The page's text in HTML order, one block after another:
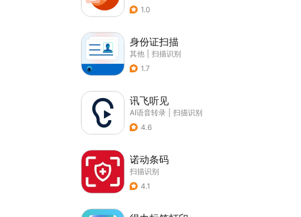
1.0
身份证扫描
其他
扫描识别
1.7
讯飞听见
AI语音转录
扫描识别
4.6
诺动条码
扫描识别
4.1